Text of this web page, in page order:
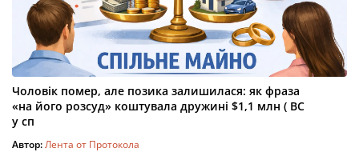
Чоловік помер, але позика залишилася: як фраза
«на його розсуд» коштувала дружині $1,1 млн ( ВС
у сп
Автор:Лента от Протокола